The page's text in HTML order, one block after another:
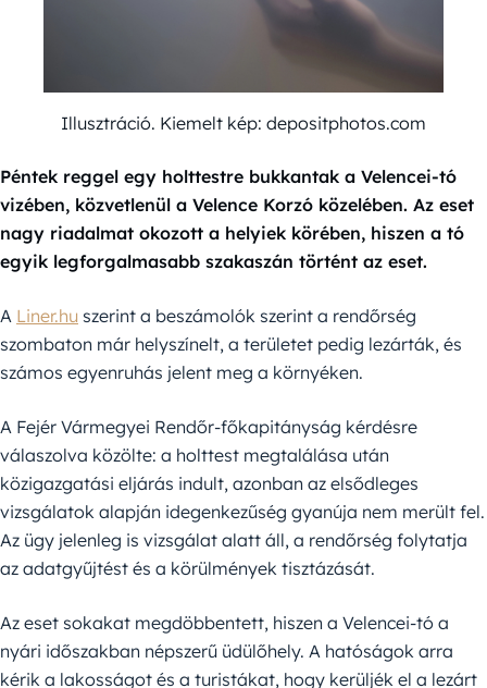
Illusztráció. Kiemelt kép: depositphotos.com
Péntek reggel egy holttestre bukkantak a Velencei-tó
vizében, közvetlenül a Velence Korzó közelében. Az eset
nagy riadalmat okozott a helyiek körében, hiszen a tó
egyik legforgalmasabb szakaszán történt az eset.
A Liner.hu szerint a beszámolók szerint a rendőrség
szombaton már helyszínelt, a területet pedig lezárták, és
számos egyenruhás jelent meg a környéken.
A Fejér Vármegyei Rendőr-főkapitányság kérdésre
válaszolva közölte: a holttest megtalálása után
közigazgatási eljárás indult, azonban az elsődleges
vizsgálatok alapján idegenkezűség gyanúja nem merült fel.
Az ügy jelenleg is vizsgálat alatt áll, a rendőrség folytatja
az adatgyűjtést és a körülmények tisztázását.
Az eset sokakat megdöbbentett, hiszen a Velencei-tó a
nyári időszakban népszerű üdülőhely. A hatóságok arra
kérik a lakosságot és a turistákat, hogy kerüljék el a lezárt